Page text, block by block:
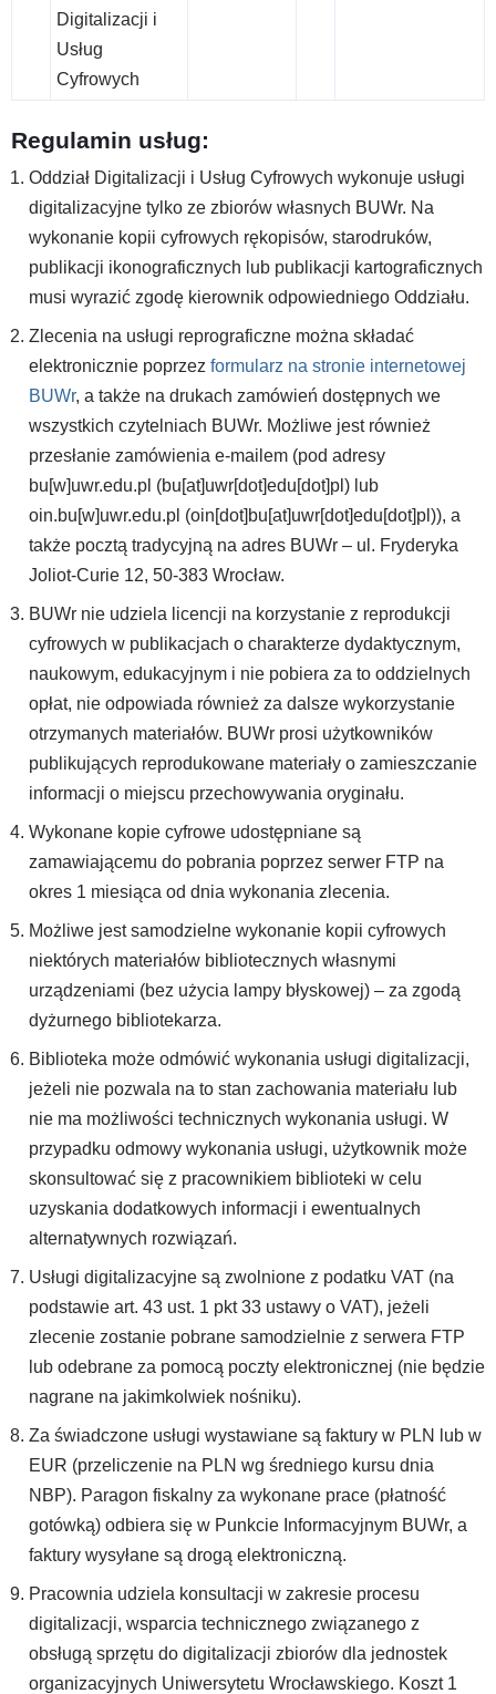
Digitalizacji i
Usług
Cyfrowych
Regulamin usług:
Oddział Digitalizacji i Usług Cyfrowych wykonuje usługi
digitalizacyjne tylko ze zbiorów własnych BUWr. Na
wykonanie kopii cyfrowych rękopisów, starodruków,
publikacji ikonograficznych lub publikacji kartograficznych
musi wyrazić zgodę kierownik odpowiedniego Oddziału.
Zlecenia na usługi reprograficzne można składać
elektronicznie poprzez formularz na stronie internetowej
BUWr, a także na drukach zamówień dostępnych we
wszystkich czytelniach BUWr. Możliwe jest również
przesłanie zamówienia e-mailem (pod adresy
bu[w]uwr.edu.pl (bu[at]uwr[dot]edu[dot]pl) lub
oin.bu[w]uwr.edu.pl (oin[dot]bu[at]uwr[dot]edu[dot]pl)), a
także pocztą tradycyjną na adres BUWr – ul. Fryderyka
Joliot-Curie 12, 50-383 Wrocław.
BUWr nie udziela licencji na korzystanie z reprodukcji
cyfrowych w publikacjach o charakterze dydaktycznym,
naukowym, edukacyjnym i nie pobiera za to oddzielnych
opłat, nie odpowiada również za dalsze wykorzystanie
otrzymanych materiałów. BUWr prosi użytkowników
publikujących reprodukowane materiały o zamieszczanie
informacji o miejscu przechowywania oryginału.
Wykonane kopie cyfrowe udostępniane są
zamawiającemu do pobrania poprzez serwer FTP na
okres 1 miesiąca od dnia wykonania zlecenia.
Możliwe jest samodzielne wykonanie kopii cyfrowych
niektórych materiałów bibliotecznych własnymi
urządzeniami (bez użycia lampy błyskowej) – za zgodą
dyżurnego bibliotekarza.
Biblioteka może odmówić wykonania usługi digitalizacji,
jeżeli nie pozwala na to stan zachowania materiału lub
nie ma możliwości technicznych wykonania usługi. W
przypadku odmowy wykonania usługi, użytkownik może
skonsultować się z pracownikiem biblioteki w celu
uzyskania dodatkowych informacji i ewentualnych
alternatywnych rozwiązań.
Usługi digitalizacyjne są zwolnione z podatku VAT (na
podstawie art. 43 ust. 1 pkt 33 ustawy o VAT), jeżeli
zlecenie zostanie pobrane samodzielnie z serwera FTP
lub odebrane za pomocą poczty elektronicznej (nie będzie
nagrane na jakimkolwiek nośniku).
Za świadczone usługi wystawiane są faktury w PLN lub w
EUR (przeliczenie na PLN wg średniego kursu dnia
NBP). Paragon fiskalny za wykonane prace (płatność
gotówką) odbiera się w Punkcie Informacyjnym BUWr, a
faktury wysyłane są drogą elektroniczną.
Pracownia udziela konsultacji w zakresie procesu
digitalizacji, wsparcia technicznego związanego z
obsługą sprzętu do digitalizacji zbiorów dla jednostek
organizacyjnych Uniwersytetu Wrocławskiego. Koszt 1